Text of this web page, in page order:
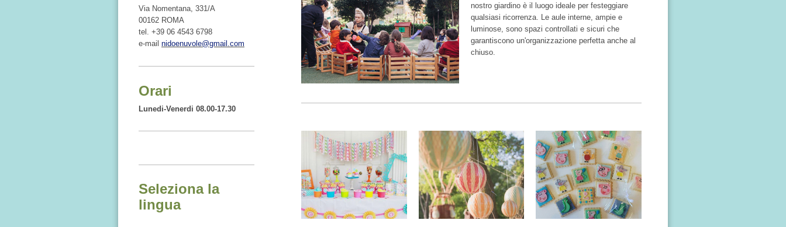
nostro giardino è il luogo ideale per festeggiare
qualsiasi ricorrenza. Le aule interne, ampie e
luminose, sono spazi controllati e sicuri che
garantiscono un'organizzazione perfetta anche al
chiuso.
Via Nomentana, 331/A
00162 ROMA
tel. +39 06 4543 6798
e-mail nidoenuvole@gmail.com
Orari
Lunedi-Venerdi 08.00-17.30
Seleziona la
lingua